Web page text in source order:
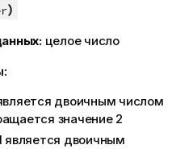
)
целое число
двоичным числом
значение 2
является двоичным